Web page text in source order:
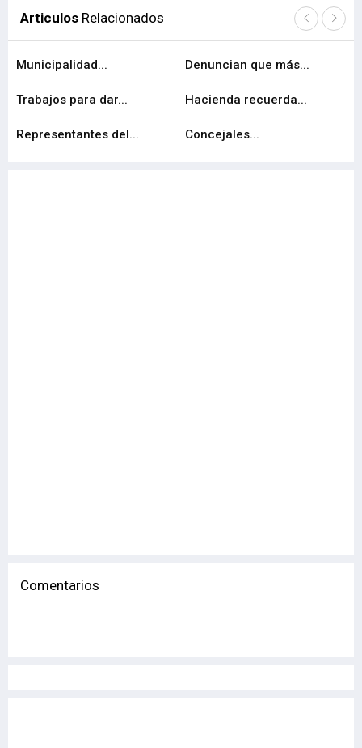
Articulos Relacionados
Municipalidad... Denuncian que más...
Trabajos para dar... Hacienda recuerda...
Representantes del... Concejales...
Comentarios